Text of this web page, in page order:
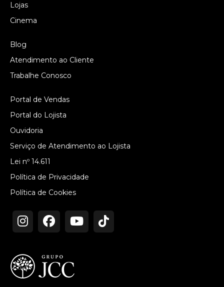
Lojas
Cinema
Blog
Atendimento ao Cliente
Trabalhe Conosco
Portal de Vendas
Portal do Lojista
Ouvidoria
Serviço de Atendimento ao Lojista
Lei nº 14.611
Política de Privacidade
Política de Cookies